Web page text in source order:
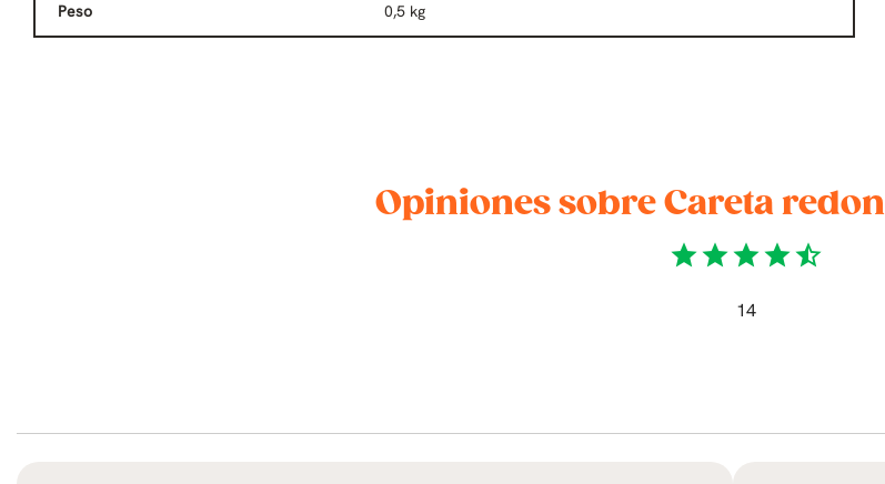
Peso 0,5 kg
Opiniones sobre Careta
starstarstarstarstar_half
14